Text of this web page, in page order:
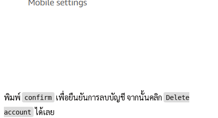
พิมพ์ confirm เพื่อยืนยันการลบบัญชี จากนั้นคลิก
Delete
account ได้เลย